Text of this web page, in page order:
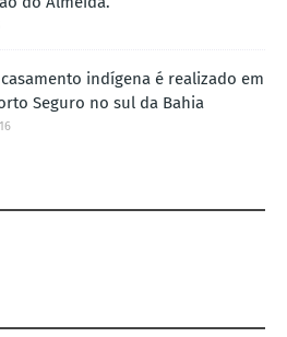
indígena é realizado em
Seguro no sul da Bahia